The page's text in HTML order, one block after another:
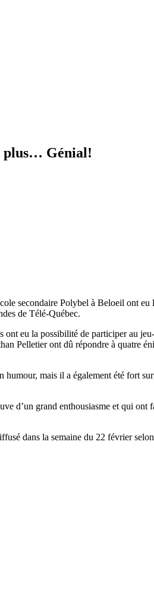
plus… Génial!
secondaire Polybel à Beloeil ont
de Télé-Québec.
ont eu la possibilité de participer au
Pelletier ont dû répondre à quatre
mais il a également été fort
d’un grand enthousiasme et qui ont
dans la semaine du 22 février